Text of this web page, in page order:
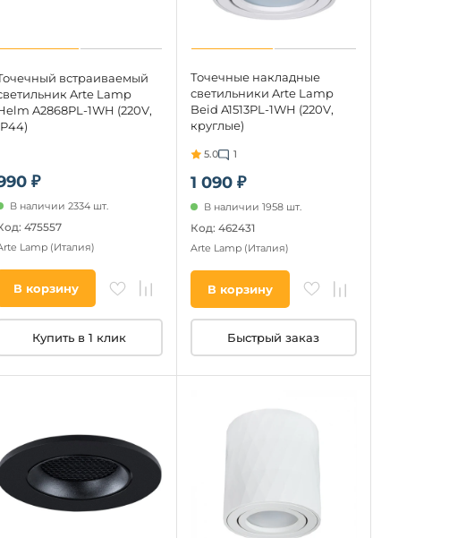
₽
встраиваемый
Arte Lamp
A2868PL-1WH (220V,
В наличии 2334 шт.
475557
Lamp (Италия)
В корзину
Купить в 1 клик
1 090 ₽
Точечные накладные
светильники Arte Lamp
Beid A1513PL-1WH (220V,
круглые)
5.0 1
В наличии 1958 шт.
Код: 462431
Arte Lamp (Италия)
В корзину
Быстрый заказ